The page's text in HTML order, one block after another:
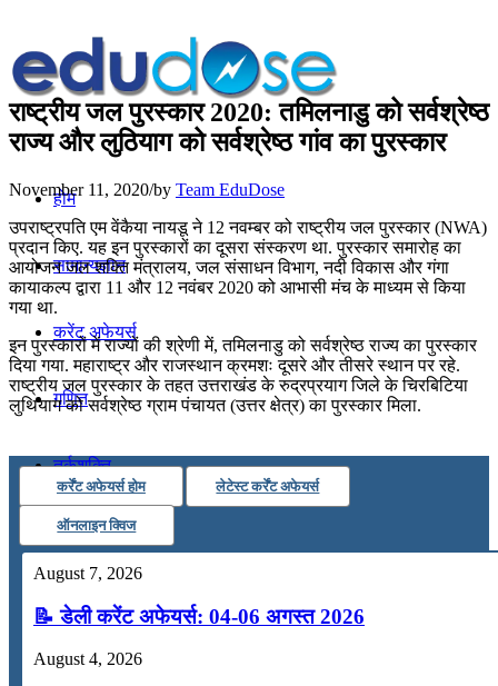
होम
सामान्यज्ञान
करेंट अफेयर्स
गणित
तर्कशक्ति
कंप्यूटर
मॉक टेस्ट
राष्ट्रीय जल पुरस्कार 2020: तमिलनाडु को सर्वश्रेष्ठ
राज्य और लुठियाग को सर्वश्रेष्ठ गांव का पुरस्कार
November 11, 2020/by Team EduDose
उपराष्ट्रपति एम वेंकैया नायडू ने 12 नवम्बर को राष्ट्रीय जल पुरस्कार (NWA)
प्रदान किए. यह इन पुरस्कारों का दूसरा संस्करण था. पुरस्कार समारोह का
आयोजन जल शक्ति मंत्रालय, जल संसाधन विभाग, नदी विकास और गंगा
कायाकल्प द्वारा 11 और 12 नवंबर 2020 को आभासी मंच के माध्यम से किया
गया था.
इन पुरस्कारों में राज्यों की श्रेणी में, तमिलनाडु को सर्वश्रेष्ठ राज्य का पुरस्कार
दिया गया. महाराष्ट्र और राजस्थान क्रमशः दूसरे और तीसरे स्थान पर रहे.
राष्ट्रीय जल पुरस्कार के तहत उत्तराखंड के रुद्रप्रयाग जिले के चिरबिटिया
लुथियाग को सर्वश्रेष्ठ ग्राम पंचायत (उत्तर क्षेत्र) का पुरस्कार मिला.
कर्रेंट अफेयर्स होम लेटेस्ट कर्रेंट अफेयर्स
ऑनलाइन क्विज
August 7, 2026
📝 डेली करेंट अफेयर्स: 04-06 अगस्त 2026
August 4, 2026